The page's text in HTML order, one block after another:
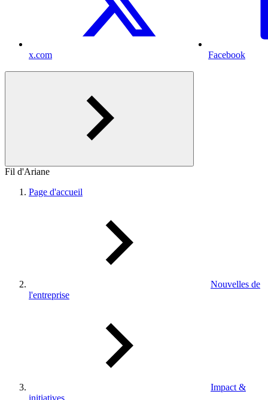
x.com Facebook
Fil d'Ariane
Page d'accueil
Nouvelles de
l'entreprise
Impact &
initiatives